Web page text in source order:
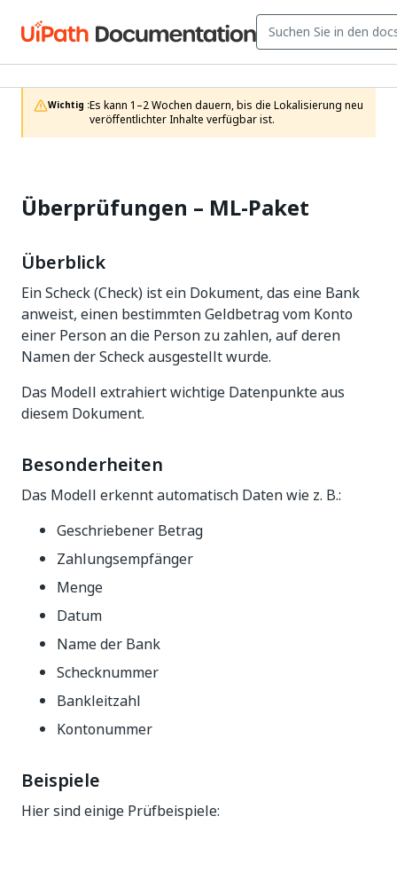
Wichtig :Es kann 1–2 Wochen dauern, bis die Lokalisierung neu
veröffentlichter Inhalte verfügbar ist.
Überprüfungen – ML-Paket
Überblick
Ein Scheck (Check) ist ein Dokument, das eine Bank
anweist, einen bestimmten Geldbetrag vom Konto
einer Person an die Person zu zahlen, auf deren
Namen der Scheck ausgestellt wurde.
Das Modell extrahiert wichtige Datenpunkte aus
diesem Dokument.
Besonderheiten
Das Modell erkennt automatisch Daten wie z. B.:
Geschriebener Betrag
Zahlungsempfänger
Menge
Datum
Name der Bank
Schecknummer
Bankleitzahl
Kontonummer
Beispiele
Hier sind einige Prüfbeispiele: